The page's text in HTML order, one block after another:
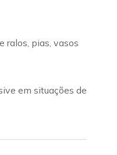
ralos, pias, vasos
em situações de